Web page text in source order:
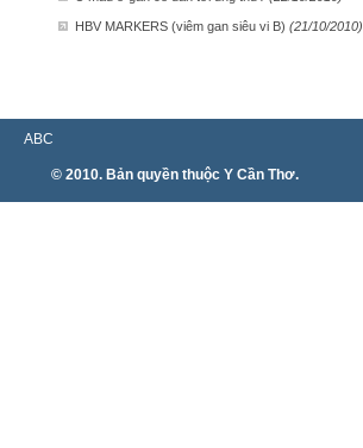
HBV MARKERS (viêm gan siêu vi B) (21/10/2010)
ABC
© 2010. Bản quyền thuộc Y Cần Thơ.